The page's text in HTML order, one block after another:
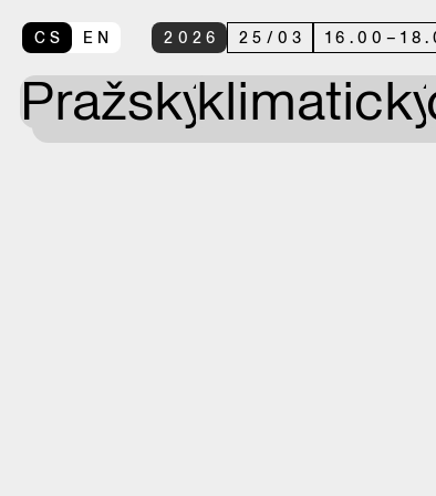
CS EN 2026 25 / 03 16.00–
Pražský